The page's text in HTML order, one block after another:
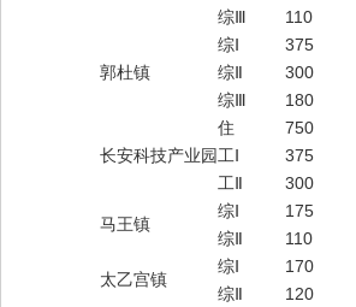
综Ⅲ
110
郭杜镇
综Ⅰ 375
综Ⅱ
300
综Ⅲ
180
长安科技产业园
住 750
工Ⅰ 375
工Ⅱ
300
马王镇
综Ⅰ 175
综Ⅱ 110
太乙宫镇
综Ⅰ 170
综Ⅱ
120